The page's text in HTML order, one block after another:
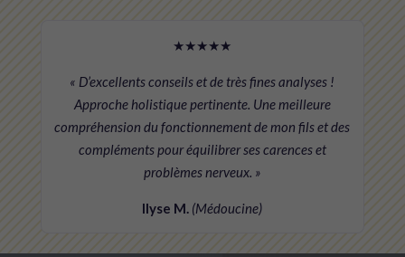
★★★★★
« D’excellents conseils et de très fines analyses !
Approche holistique pertinente. Une meilleure
compréhension du fonctionnement de mon fils et des
compléments pour équilibrer ses carences et
problèmes nerveux. »
Ilyse M. (Médoucine)